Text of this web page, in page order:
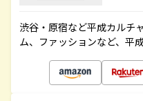
渋谷・原宿など平成カルチ
ム、ファッションなど、平